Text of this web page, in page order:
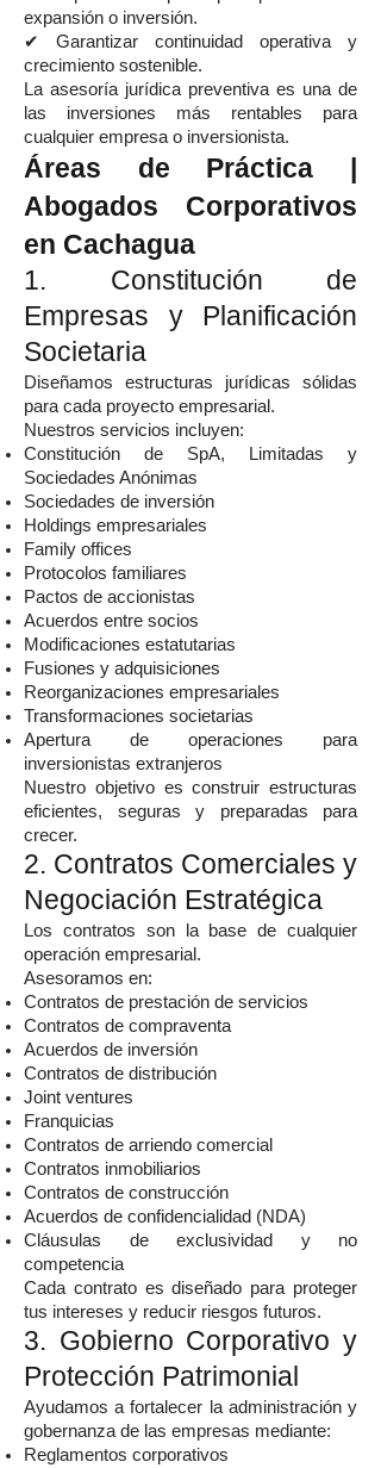
expansión o inversión.
✔ Garantizar continuidad operativa y
crecimiento sostenible.
La asesoría jurídica preventiva es una de
las inversiones más rentables para
cualquier empresa o inversionista.
Áreas de Práctica |
Abogados Corporativos
en Cachagua
1. Constitución de
Empresas y Planificación
Societaria
Diseñamos estructuras jurídicas sólidas
para cada proyecto empresarial.
Nuestros servicios incluyen:
Constitución de SpA, Limitadas y
Sociedades Anónimas
Sociedades de inversión
Holdings empresariales
Family offices
Protocolos familiares
Pactos de accionistas
Acuerdos entre socios
Modificaciones estatutarias
Fusiones y adquisiciones
Reorganizaciones empresariales
Transformaciones societarias
Apertura de operaciones para
inversionistas extranjeros
Nuestro objetivo es construir estructuras
eficientes, seguras y preparadas para
crecer.
2. Contratos Comerciales y
Negociación Estratégica
Los contratos son la base de cualquier
operación empresarial.
Asesoramos en:
Contratos de prestación de servicios
Contratos de compraventa
Acuerdos de inversión
Contratos de distribución
Joint ventures
Franquicias
Contratos de arriendo comercial
Contratos inmobiliarios
Contratos de construcción
Acuerdos de confidencialidad (NDA)
Cláusulas de exclusividad y no
competencia
Cada contrato es diseñado para proteger
tus intereses y reducir riesgos futuros.
3. Gobierno Corporativo y
Protección Patrimonial
Ayudamos a fortalecer la administración y
gobernanza de las empresas mediante:
Reglamentos corporativos